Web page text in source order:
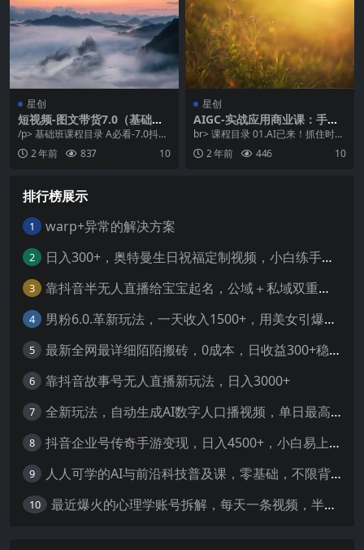
星创
短视频-图文带货7.0（基础班
+精英班）一部手机在家就能
做，带你日进斗金
/p> 基础班课程目录 A必看-7.0抖音
电商规范用请词库.mp4 A*节：7....
2 年前 837 10
星创
AIGC-实战应用商业课：手把
手教学，商业落地，学以致
用，帮你实现*职业腾飞
br> 课程目录 01.AI已来！抓住时代
风口！.mp4 02.成为新人美开启
新...2 年前 446 10
排行榜展示
1 warp+异常的解决方案
2 日入300+，奥特曼生日祝福定制视频，小白练手项目-暖阳网
3 靠抖音半无人直播给宝宝起名，公域＋私域双重变现模式
4 男粉6.0.革新玩法，一天收入1500+，用美女引爆得物APP【揭秘】-暖阳网
5 最新全网最详细陌陌搬砖，0成本，日收益300+稳定收入【揭秘】
6 靠抖音故事号无人直播新玩法，日入3000+
7 全新玩法，自动生成AI数字人口播视频，单日最高3000+，能快速上手!-暖阳网
8 抖音企业号传奇手游变现，日入4500+，小白易上手
9 人人可学的AI与前沿科技普及课，零基础，不限背景通俗易懂，深入浅出-暖阳网
10 最近爆火的心理学账号拆解，每天一条视频，半个小时解决，轻松日入三百+-暖阳网